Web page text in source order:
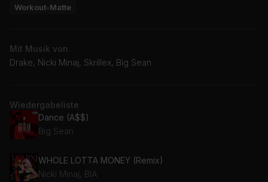
Workout-Matte
Mit Musik von
Drake, Nicki Minaj, Skrillex, Big Sean
Wiedergabeliste
Dance (A$$)
Big Sean
WHOLE LOTTA MONEY (Remix)
Nicki Minaj, BIA